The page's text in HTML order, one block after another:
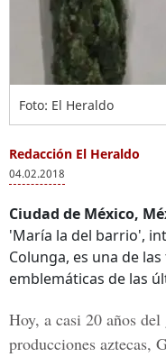
Foto: El Heraldo
Redacción El Heraldo
04.02.2018
Ciudad de México,
'María la del barrio',
Colunga, es una de
emblemáticas de las
Hoy, a casi 20 años
producciones aztecas,